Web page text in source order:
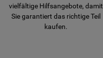
vielfältige Hilfsangebote, damit
Sie garantiert das richtige Teil
kaufen.